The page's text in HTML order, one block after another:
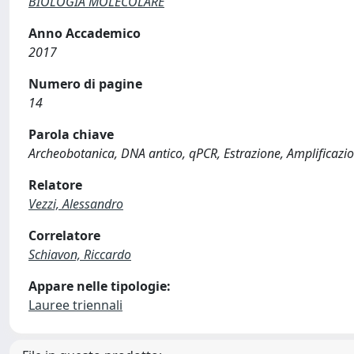
Anno Accademico
2017
Numero di pagine
14
Parola chiave
Archeobotanica, DNA antico, qPCR, Estrazione,
Relatore
Vezzi, Alessandro
Correlatore
Schiavon, Riccardo
Appare nelle tipologie:
Lauree triennali